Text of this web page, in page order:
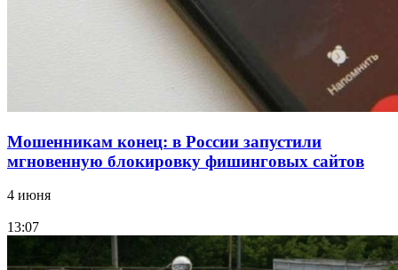
Мошенникам конец: в России запустили
мгновенную блокировку фишинговых сайтов
4 июня
13:07